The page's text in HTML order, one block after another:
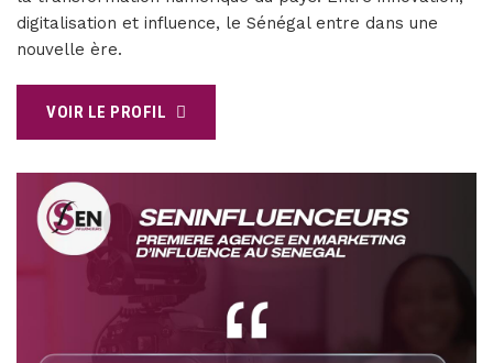
digitalisation et influence, le Sénégal entre dans une
nouvelle ère.
VOIR LE PROFIL